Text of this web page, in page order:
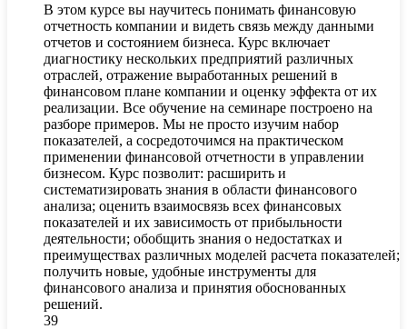
В этом курсе вы научитесь понимать финансовую
отчетность компании и видеть связь между данными
отчетов и состоянием бизнеса. Курс включает
диагностику нескольких предприятий различных
отраслей, отражение выработанных решений в
финансовом плане компании и оценку эффекта от их
реализации. Все обучение на семинаре построено на
разборе примеров. Мы не просто изучим набор
показателей, а сосредоточимся на практическом
применении финансовой отчетности в управлении
бизнесом. Курс позволит: расширить и
систематизировать знания в области финансового
анализа; оценить взаимосвязь всех финансовых
показателей и их зависимость от прибыльности
деятельности; обобщить знания о недостатках и
преимуществах различных моделей расчета показателей;
получить новые, удобные инструменты для
финансового анализа и принятия обоснованных
решений.
39